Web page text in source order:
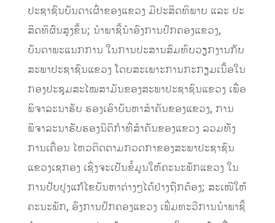
ປະຊາຊົນບັນດາເຜົ່າຂອງແຂວງ ມີປະສິດທິພາບ ແລະ ປະ
ສິດທິຜົນສູງຂຶ້ນ; ນໍາພາຊີ້ນໍາອົງການປົກຄອງແຂວງ,
ບັນດາພະແນກການ ໃນການປະສານສົມທົບວຽກງານກັບ
ສະພາປະຊາຊົນແຂວງ ໂດຍສະເພາະການກະກຽມເນື້ອໃນ
ກອງປະຊຸມສະໄໝສາມັນຂອງສະພາປະຊາຊົນແຂວງ ເພື່ອ
ພິຈາລະນາຮັບ ຮອງເອົາບັນຫາສໍາຄັນຂອງແຂວງ, ການ
ພິຈາລະນາຮັບຮອງນິຕິກໍາທີ່ສໍາຄັນຂອງແຂວງ ລວມທັງ
ການເຄື່ອນ ໄຫວຕິດຕາມກວດກາຂອງສະພາປະຊາຊົນ
ແຂວງເຊກອງ ເຊິ່ງຈະເປັນຂໍ້ມູນໃຫ້ຄະນະພັກແຂວງ ໃນ
ການປັບປຸງແກ້ໄຂບັນຫາຕ່າງໆໄດ້ຢ່າງຖືກຕ້ອງ; ສະເໜີໃຫ້
ຄະນະພັກ, ອົງການປົກຄອງແຂວງ ເພີ່ມທະວີການນໍາພາຊີ້